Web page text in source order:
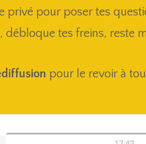
privé pour poser tes
débloque tes freins, reste
pour le revoir à